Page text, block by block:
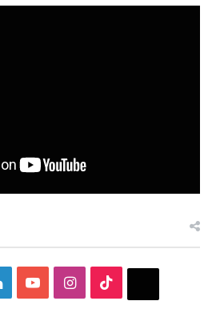
LinkedInYouTubeInstagram